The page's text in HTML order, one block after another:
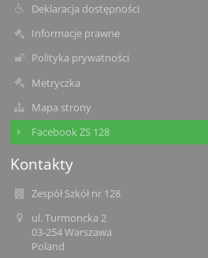
Deklaracja dostępności
Informacje prawne
Polityka prywatności
Metryczka
Mapa strony
Facebook ZS 128
Kontakty
Zespół Szkół nr 128
ul. Turmoncka 2
03-254 Warszawa
Poland